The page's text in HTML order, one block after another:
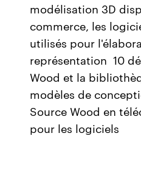
modélisation 3D
commerce, les
utilisés pour
représentation 10
Wood et la
modèles de
Source Wood en
pour les logiciels